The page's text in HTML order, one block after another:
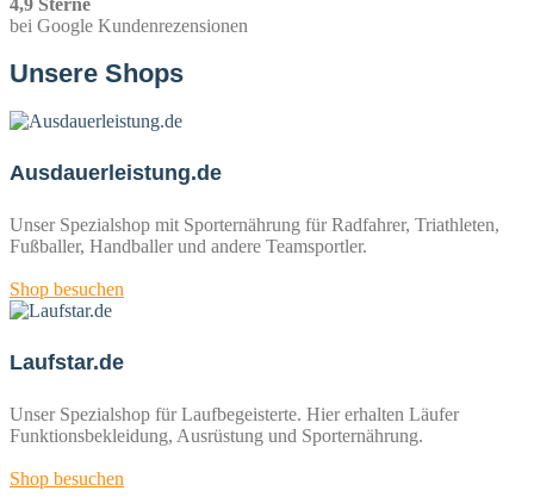
4,9 Sterne
bei Google Kundenrezensionen
Unsere Shops
Ausdauerleistung.de
Unser Spezialshop mit Sporternährung für Radfahrer, Triathleten,
Fußballer, Handballer und andere Teamsportler.
Shop besuchen
Laufstar.de
Unser Spezialshop für Laufbegeisterte. Hier erhalten Läufer
Funktionsbekleidung, Ausrüstung und Sporternährung.
Shop besuchen